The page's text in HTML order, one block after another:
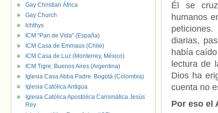
Él se
humanos
diarias,
había
lectura de
Dios ha
cuenta no
Por eso el
Gay Christian África
Gay Church
Ichthys
ICM "Pan de Vida" (España)
ICM Casa de Emmaus (Chile)
ICM Casa de Luz (Monterrey, México)
ICM Tigre, Buenos Aires (Argentina)
Iglesia Casa Abba Padre. Bogotá (Colombia)
Iglesia Católica Antigua
Iglesia Católica Apostólica Carismática Jesús
Rey